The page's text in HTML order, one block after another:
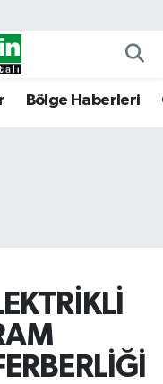
Bölge Haberleri